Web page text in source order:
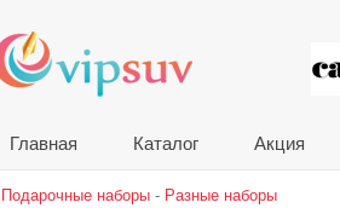
Главная Каталог Акция
Подарочные наборы - Разные наборы